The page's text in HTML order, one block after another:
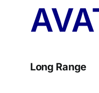
Long Range